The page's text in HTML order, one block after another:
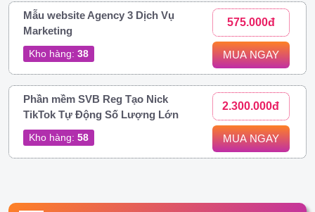
Mẫu website Agency 3 Dịch Vụ
Marketing
Kho hàng: 38
575.000đ
MUA NGAY
Phần mềm SVB Reg Tạo Nick
TikTok Tự Động Số Lượng Lớn
Kho hàng: 58
2.300.000đ
MUA NGAY